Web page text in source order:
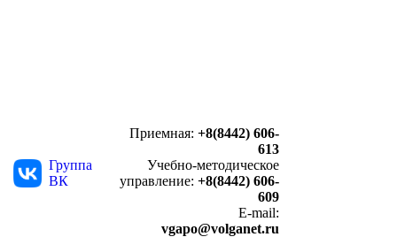
Группа
ВК
Приемная: +8(8442) 606-
613
Учебно-методическое
управление: +8(8442) 606-
609
E-mail:
vgapo@volganet.ru